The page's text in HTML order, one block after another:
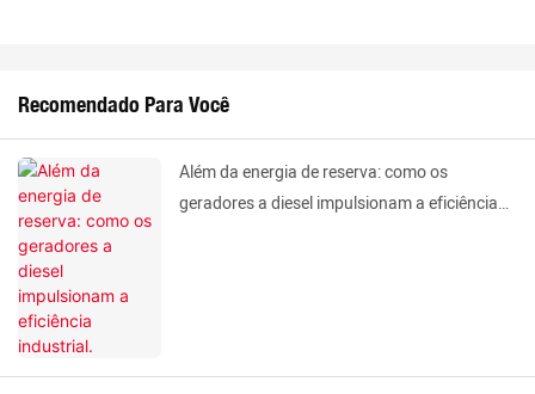
Recomendado Para Você
Além da energia de reserva: como os
geradores a diesel impulsionam a eficiência